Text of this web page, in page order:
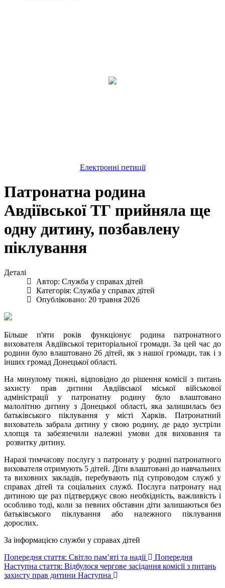
Електронні петиції
Патронатна родина
Авдіївської ТГ прийняла ще
одну дитину, позбавлену
піклування
Деталі
Автор: Служба у справах дітей
Категорія: Служба у справах дітей
Опубліковано: 20 травня 2026
Більше п'яти років функціонує родина патронатного
вихователя Авдіївської територіальної громади. За цей час до
родини було влаштовано 26 дітей, як з нашої громади, так і з
інших громад Донецької області.
На минулому тижні, відповідно до рішення комісії з питань
захисту прав дитини Авдіївської міської військової
адміністрації у патронатну родину було влаштовано
малолітню дитину з Донецької області, яка залишилась без
батьківського піклування у місті Харків. Патронатний
вихователь забрала дитину у свою родину, де радо зустріли
хлопця та забезпечили належні умови для виховання та
розвитку дитину.
Наразі тимчасову послугу з патронату у родині патронатного
вихователя отримують 5 дітей. Діти влаштовані до навчальних
та виховних закладів, перебувають під супроводом служб у
справах дітей та соціальних служб. Послуга патронату над
дитиною ще раз підтверджує свою необхідність, важливість і
особливо тоді, коли за певних обставин діти залишаються без
батьківського піклування або належного піклування
дорослих.
За інформацією служби у справах дітей
Попередня стаття: Світло пам’яті та надії
Попередня
Наступна стаття: Відбулося чергове засідання комісії з питань
захисту прав дитини Наступна